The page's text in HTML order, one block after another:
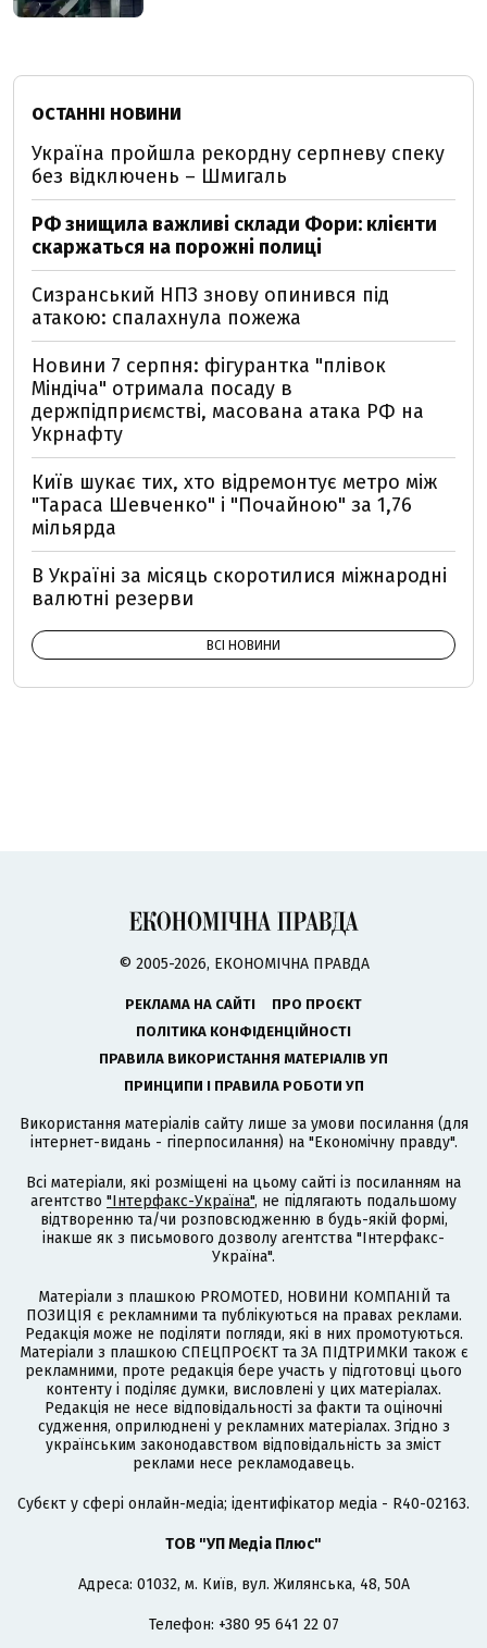
ОСТАННІ НОВИНИ
Україна пройшла рекордну серпневу спеку
без відключень – Шмигаль
РФ знищила важливі склади Фори: клієнти
скаржаться на порожні полиці
Сизранський НПЗ знову опинився під
атакою: спалахнула пожежа
Новини 7 серпня: фігурантка "плівок
Міндіча" отримала посаду в
держпідприємстві, масована атака РФ на
Укрнафту
Київ шукає тих, хто відремонтує метро між
"Тараса Шевченко" і "Почайною" за 1,76
мільярда
В Україні за місяць скоротилися міжнародні
валютні резерви
ВСІ НОВИНИ
© 2005-2026, ЕКОНОМІЧНА ПРАВДА
РЕКЛАМА НА САЙТІ
ПРО ПРОЄКТ
ПОЛІТИКА КОНФІДЕНЦІЙНОСТІ
ПРАВИЛА ВИКОРИСТАННЯ МАТЕРІАЛІВ УП
ПРИНЦИПИ І ПРАВИЛА РОБОТИ УП
Використання матеріалів сайту лише за умови посилання (для
інтернет-видань - гіперпосилання) на "Економічну правду".
Всі матеріали, які розміщені на цьому сайті із посиланням на
агентство "Інтерфакс-Україна", не підлягають подальшому
відтворенню та/чи розповсюдженню в будь-якій формі,
інакше як з письмового дозволу агентства "Інтерфакс-
Україна".
Матеріали з плашкою PROMOTED, НОВИНИ КОМПАНІЙ та
ПОЗИЦІЯ є рекламними та публікуються на правах реклами.
Редакція може не поділяти погляди, які в них промотуються.
Матеріали з плашкою СПЕЦПРОЄКТ та ЗА ПІДТРИМКИ також є
рекламними, проте редакція бере участь у підготовці цього
контенту і поділяє думки, висловлені у цих матеріалах.
Редакція не несе відповідальності за факти та оціночні
судження, оприлюднені у рекламних матеріалах. Згідно з
українським законодавством відповідальність за зміст
реклами несе рекламодавець.
Cубєкт у сфері онлайн-медіа; ідентифікатор медіа - R40-02163.
ТОВ "УП Медіа Плюс"
Адреса: 01032, м. Київ, вул. Жилянська, 48, 50А
Телефон: +380 95 641 22 07